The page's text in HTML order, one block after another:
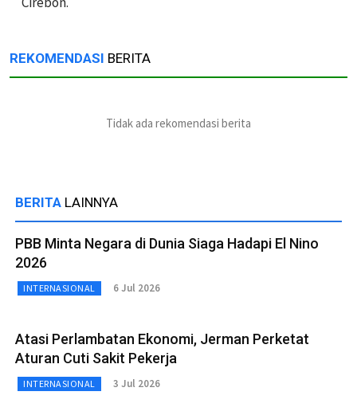
REKOMENDASI BERITA
Tidak ada rekomendasi berita
BERITA LAINNYA
PBB Minta Negara di Dunia Siaga Hadapi El Nino
2026
INTERNASIONAL 6 Jul 2026
Atasi Perlambatan Ekonomi, Jerman Perketat
Aturan Cuti Sakit Pekerja
INTERNASIONAL 3 Jul 2026